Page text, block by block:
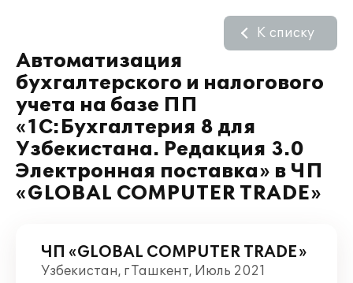
Автоматизация
бухгалтерского и налогового
учета на базе ПП
«1С:Бухгалтерия 8 для
Узбекистана. Редакция 3.0
Электронная поставка» в ЧП
«GLOBAL COMPUTER TRADE»
К списку
ЧП «GLOBAL COMPUTER TRADE»
Узбекистан, г Ташкент, Июль 2021